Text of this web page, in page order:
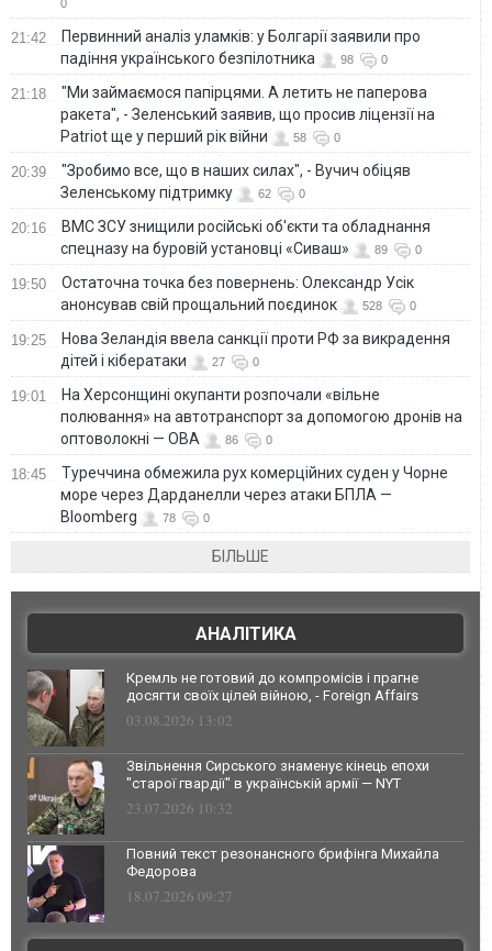
0
21:42
Первинний аналіз уламків: у Болгарії заявили про
падіння українського безпілотника
98 0
21:18
"Ми займаємося папірцями. А летить не паперова
ракета", - Зеленський заявив, що просив ліцензії на
Patriot ще у перший рік війни
58 0
20:39
"Зробимо все, що в наших силах", - Вучич обіцяв
Зеленському підтримку
62 0
20:16
ВМС ЗСУ знищили російські об'єкти та обладнання
спецназу на буровій установці «Сиваш»
89 0
19:50
Остаточна точка без повернень: Олександр Усік
анонсував свій прощальний поєдинок
528 0
19:25
Нова Зеландія ввела санкції проти РФ за викрадення
дітей і кібератаки
27 0
19:01
На Херсонщині окупанти розпочали «вільне
полювання» на автотранспорт за допомогою дронів на
оптоволокні — ОВА
86 0
18:45
Туреччина обмежила рух комерційних суден у Чорне
море через Дарданелли через атаки БПЛА —
Bloomberg
78 0
БІЛЬШЕ
АНАЛІТИКА
Кремль не готовий до компромісів і прагне
досягти своїх цілей війною, - Foreign Affairs
03.08.2026 13:02
Звільнення Сирського знаменує кінець епохи
"старої гвардії" в українській армії — NYT
23.07.2026 10:32
Повний текст резонансного брифінга Михайла
Федорова
18.07.2026 09:27